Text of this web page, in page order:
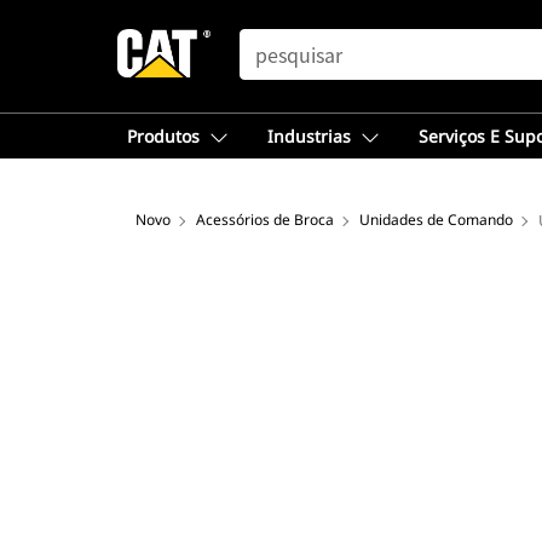
SEARCH
Produtos Industrias Serviços E
Novo Acessórios de Broca Unidades de Comando